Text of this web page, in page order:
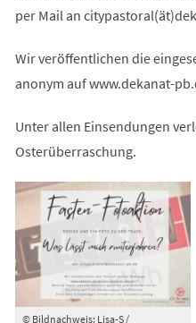
per Mail an
Wir veröffentlichen die
anonym auf www.dekanat-
Unter allen Einsendungen
Osterüberraschung.
© Bildnachweis: Lisa-S /